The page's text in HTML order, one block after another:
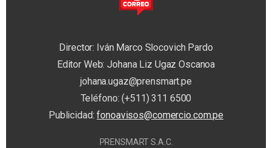
Director: Iván Marco Slocovich Pardo
Editor Web: Johana Liz Ugaz Oscanoa
johana.ugaz@prensmart.pe
Teléfono: (+511) 311 6500
Publicidad:fonoavisos@comercio.com.pe
PRENSMART S.A.C.